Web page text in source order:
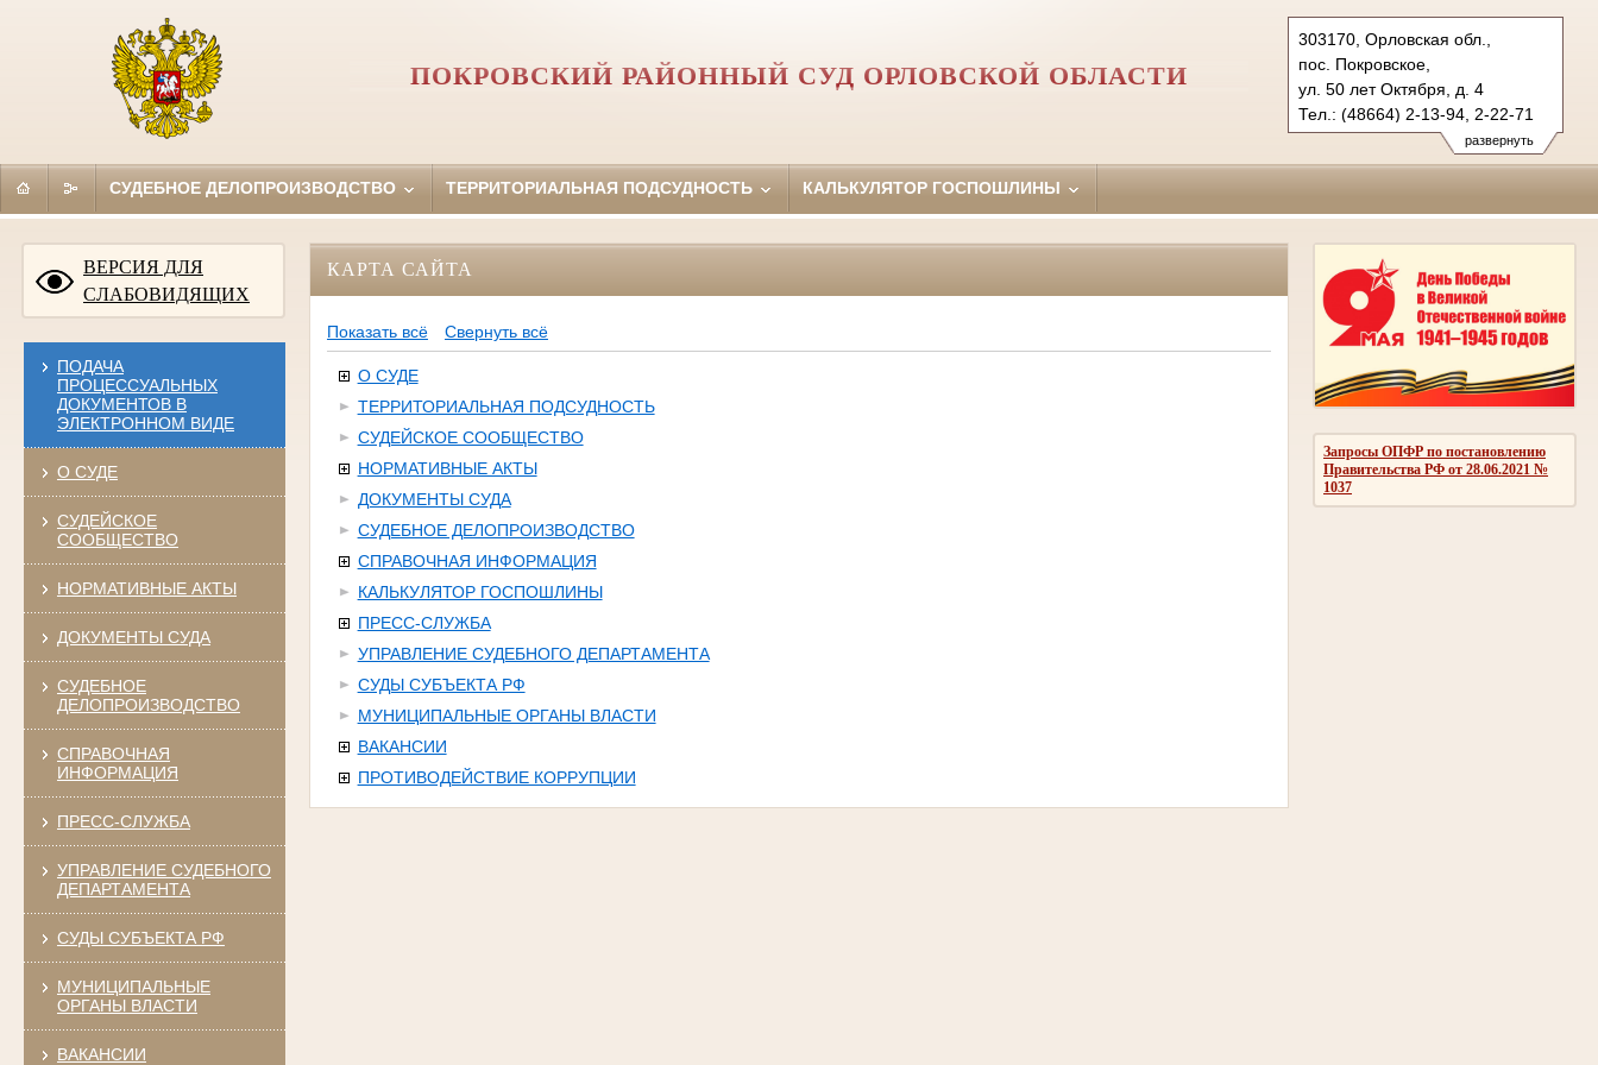
развернуть
303170, Орловская обл.,
пос. Покровское,
ул. 50 лет Октября, д. 4
Тел.: (48664) 2-13-94, 2-22-71
pokrovsky.orl@sudrf.ru
ПОКРОВСКИЙ РАЙОННЫЙ СУД ОРЛОВCКОЙ ОБЛАСТИ
СУДЕБНОЕ ДЕЛОПРОИЗВОДСТВО ТЕРРИТОРИАЛЬНАЯ ПОДСУДНОСТЬ КАЛЬКУЛЯТОР ГОСПОШЛИНЫ
ВЕРСИЯ ДЛЯ
СЛАБОВИДЯЩИХ
ПОДАЧА
ПРОЦЕССУАЛЬНЫХ
ДОКУМЕНТОВ В
ЭЛЕКТРОННОМ ВИДЕ
О СУДЕ
СУДЕЙСКОЕ
СООБЩЕСТВО
НОРМАТИВНЫЕ АКТЫ
ДОКУМЕНТЫ СУДА
СУДЕБНОЕ
ДЕЛОПРОИЗВОДСТВО
СПРАВОЧНАЯ
ИНФОРМАЦИЯ
ПРЕСС-СЛУЖБА
УПРАВЛЕНИЕ СУДЕБНОГО
ДЕПАРТАМЕНТА
СУДЫ СУБЪЕКТА РФ
МУНИЦИПАЛЬНЫЕ
ОРГАНЫ ВЛАСТИ
ВАКАНСИИ
Запросы ОПФР по постановлению
Правительства РФ от 28.06.2021 №
1037
КАРТА САЙТА
Показать всё Свернуть всё
О СУДЕ
ТЕРРИТОРИАЛЬНАЯ ПОДСУДНОСТЬ
СУДЕЙСКОЕ СООБЩЕСТВО
НОРМАТИВНЫЕ АКТЫ
ДОКУМЕНТЫ СУДА
СУДЕБНОЕ ДЕЛОПРОИЗВОДСТВО
СПРАВОЧНАЯ ИНФОРМАЦИЯ
КАЛЬКУЛЯТОР ГОСПОШЛИНЫ
ПРЕСС-СЛУЖБА
УПРАВЛЕНИЕ СУДЕБНОГО ДЕПАРТАМЕНТА
СУДЫ СУБЪЕКТА РФ
МУНИЦИПАЛЬНЫЕ ОРГАНЫ ВЛАСТИ
ВАКАНСИИ
ПРОТИВОДЕЙСТВИЕ КОРРУПЦИИ